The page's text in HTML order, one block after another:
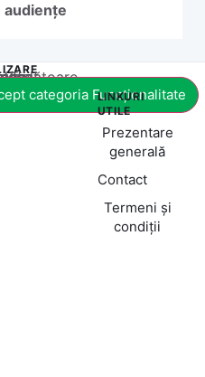
audiențe
categoria Funcționalitate
LINKURI
UTILE
Prezentare
generală
Contact
Termeni și
condiții